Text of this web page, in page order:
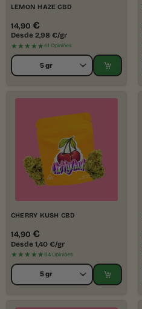
LEMON HAZE CBD
14,90 €
Desde2,98 €/gr
★★★★★61 Opiniões
CHERRY KUSH CBD
14,90 €
Desde1,40€/gr
★★★★★64 Opiniões